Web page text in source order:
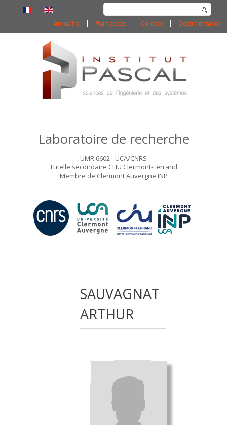
Rechercher
Documentation
Contact
Plan accès
Annuaire
Laboratoire de recherche
UMR 6602 - UCA/CNRS
Tutelle secondaire CHU Clermont-Ferrand
Membre de Clermont Auvergne INP
SAUVAGNAT
ARTHUR